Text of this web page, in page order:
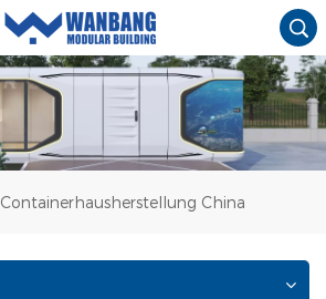
Containerhausherstellung China